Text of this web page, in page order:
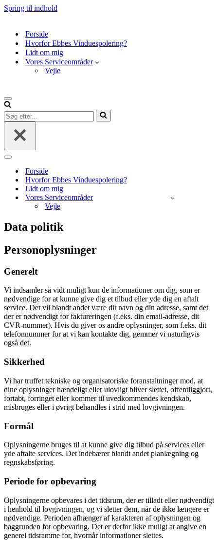
Spring til indhold
Forside
Hvorfor Ebbes Vinduespolering?
Lidt om mig
Vores Serviceområder
Vejle
Navigation
menu
Søg
efter...
Navigation
Forside
Hvorfor Ebbes Vinduespolering?
Lidt om mig
Vores Serviceområder
Vejle
Data politik
Personoplysninger
Generelt
Vi indsamler så vidt muligt kun de informationer om dig, som er
nødvendige for at kunne give dig et tilbud eller yde dig en aftalt
service. Det vil blandt andet være dit navn og din adresse, samt det
der er nødvendigt for faktureringen (f.eks. din email-adresse, dit
CVR-nummer). Hvis du giver os andre oplysninger, som f.eks. dit
telefonnummer for at vi kan kontakte dig, gemmer vi naturligvis
også det.
Sikkerhed
Vi har truffet tekniske og organisatoriske foranstaltninger mod, at
dine oplysninger hændeligt eller ulovligt bliver slettet, offentliggjort,
fortabt, forringet eller kommer til uvedkommendes kendskab,
misbruges eller i øvrigt behandles i strid med lovgivningen.
Formål
Oplysningerne bruges til at kunne give dig tilbud på services eller
yde aftalte services. Det indebærer blandt andet planlægning og
regnskabsføring.
Periode for opbevaring
Oplysningerne opbevares i det tidsrum, der er tilladt eller nødvendigt
i henhold til lovgivningen, og vi sletter dem, når de ikke længere er
nødvendige. Perioden afhænger af karakteren af oplysningen og
baggrunden for opbevaring. Det er derfor ikke muligt at angive en
generel tidsramme for, hvornår informationer slettes.